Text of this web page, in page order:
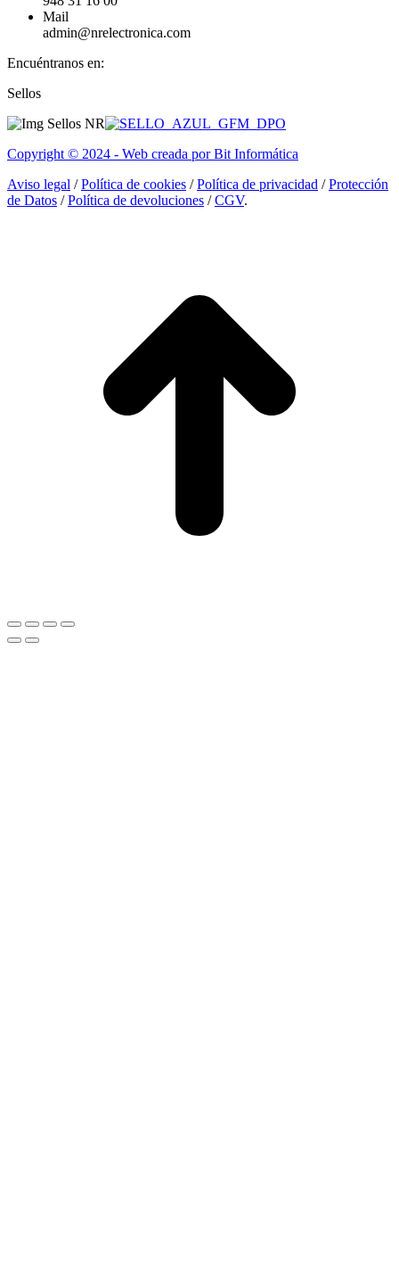
Mail
admin@nrelectronica.com
Encuéntranos en:
Facebook
opens
new
Linkedin
opens
new
Instagram
opens
new
Sellos
Copyright © 2024 - Web creada por Bit Informática
Aviso legal /Política de cookies /Política de privacidad /Protección
de Datos /Política de devoluciones /CGV.